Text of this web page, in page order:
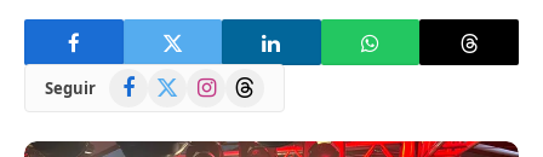
Seguir Facebook
(Twitter)
InstagramThreads